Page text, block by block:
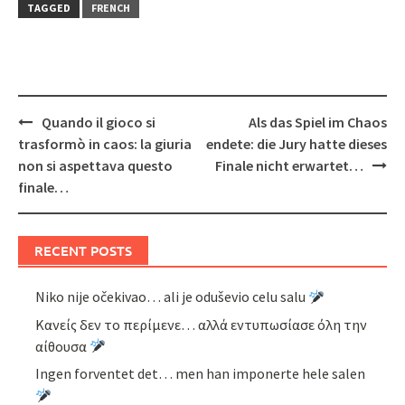
TAGGED
FRENCH
Post
navigation
Quando il gioco si
trasformò in caos: la giuria
non si aspettava questo
finale…
Als das Spiel im Chaos
endete: die Jury hatte dieses
Finale nicht erwartet…
RECENT POSTS
Niko nije očekivao… ali je oduševio celu salu
Κανείς δεν το περίμενε… αλλά εντυπωσίασε όλη την
αίθουσα
Ingen forventet det… men han imponerte hele salen